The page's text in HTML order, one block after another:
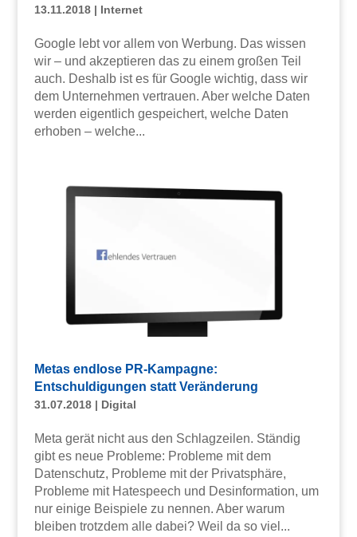
13.11.2018| Internet
Google lebt vor allem von Werbung. Das wissen
wir – und akzeptieren das zu einem großen Teil
auch. Deshalb ist es für Google wichtig, dass wir
dem Unternehmen vertrauen. Aber welche Daten
werden eigentlich gespeichert, welche Daten
erhoben – welche...
Metas endlose PR-Kampagne:
Entschuldigungen statt Veränderung
31.07.2018| Digital
Meta gerät nicht aus den Schlagzeilen. Ständig
gibt es neue Probleme: Probleme mit dem
Datenschutz, Probleme mit der Privatsphäre,
Probleme mit Hatespeech und Desinformation, um
nur einige Beispiele zu nennen. Aber warum
bleiben trotzdem alle dabei? Weil da so viel...